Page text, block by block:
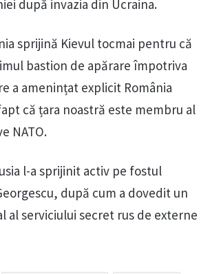
după invazia din Ucraina.
sprijină Kievul tocmai pentru că
bastion de apărare împotriva
a amenințat explicit România
că țara noastră este membru al
NATO.
l-a sprijinit activ pe fostul
după cum a dovedit un
al serviciului secret rus de externe